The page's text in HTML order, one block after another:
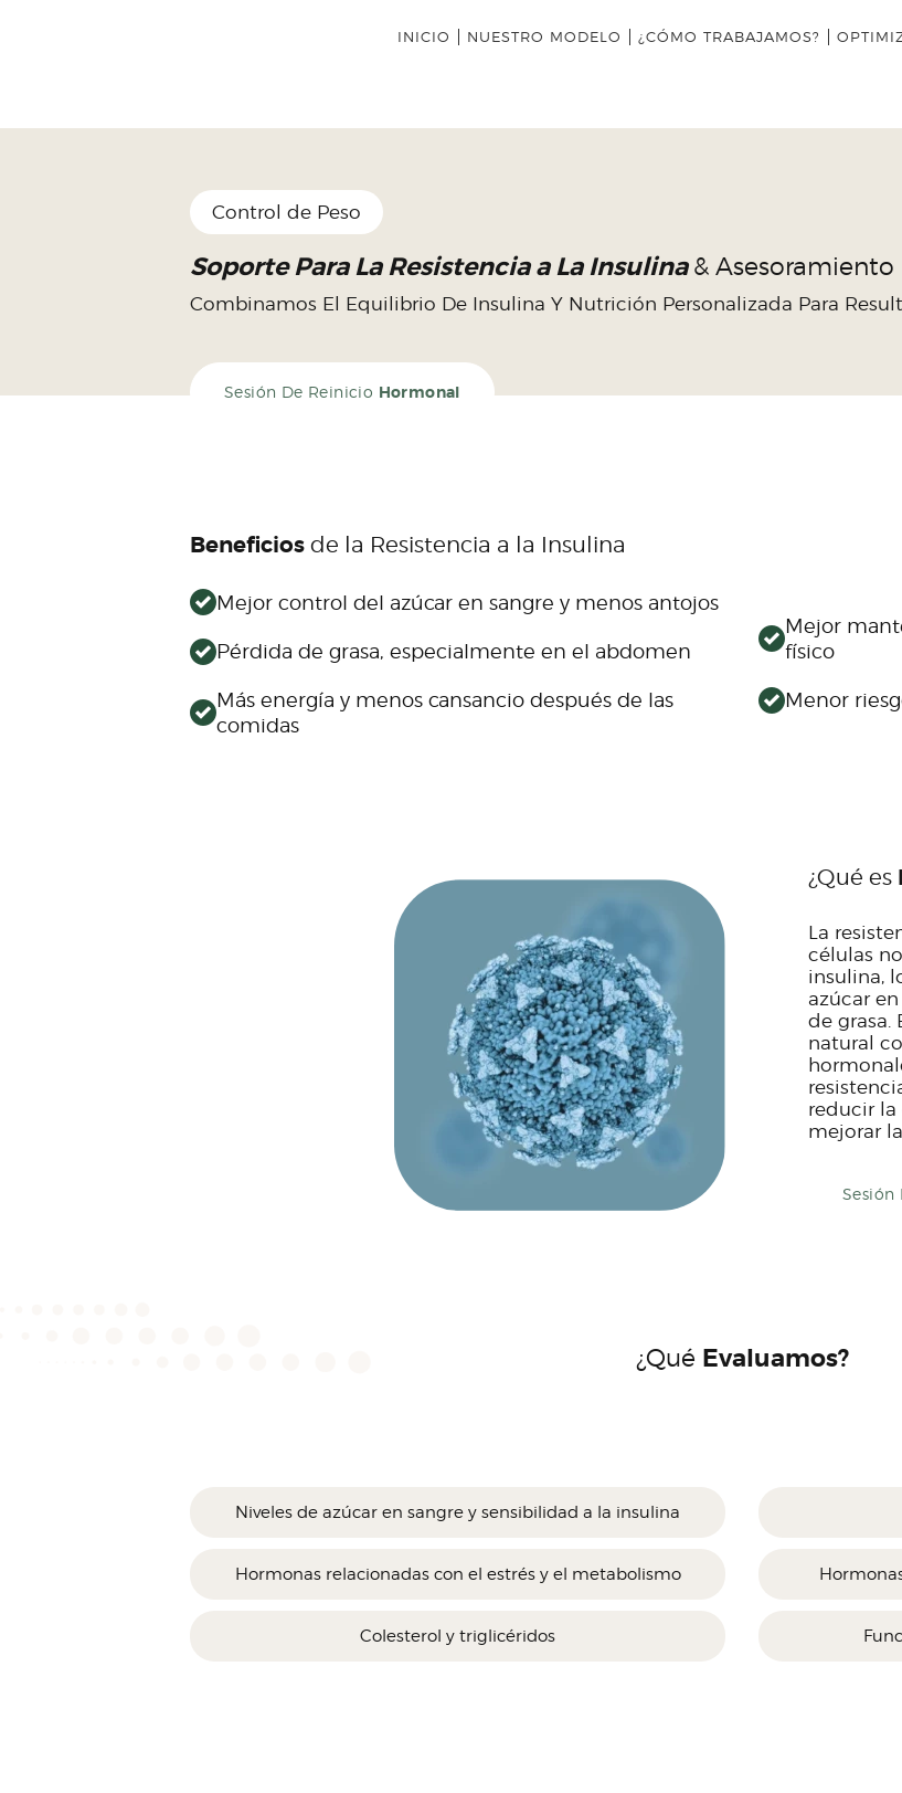
INICIO NUESTRO MODELO ¿CÓMO TRABAJAMOS?
INICIO
¿CÓMO TRABAJAMOS?
EQUIPO
CLÍNICA
OPTIMIZACIÓN
HORMONAL
EQUIPO
CLÍNICA
Control de Peso
Soporte Para La Resistencia a La Insulina&
Combinamos El Equilibrio De Insulina Y Nutrición Personalizada Para
Sesión De Reinicio Hormonal
Beneficios de la Resistencia a la Insulina
Mejor control del azúcar en sangre y menos antojos
Pérdida de grasa, especialmente en el abdomen
Más energía y menos cansancio después de las
comidas
Mejor
físico
Menor
¿Qué es
La
células
insulina,
azúcar
de grasa.
natural
reducir la
mejorar
Sesión
¿Qué Evaluamos?
Niveles de azúcar en sangre y sensibilidad a la insulina
Hormonas relacionadas con el estrés y el metabolismo
Colesterol y triglicéridos